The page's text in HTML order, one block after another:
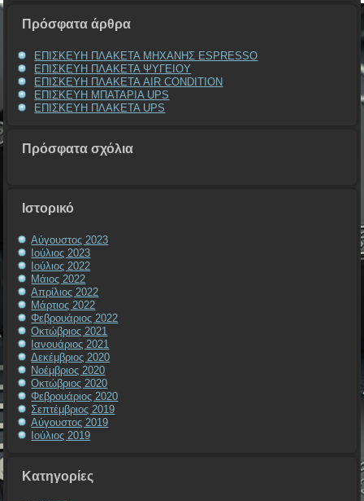
Πρόσφατα άρθρα
ΕΠΙΣΚΕΥΗ ΠΛΑΚΕΤΑ ΜΗΧΑΝΗΣ ESPRESSO
ΕΠΙΣΚΕΥΗ ΠΛΑΚΕΤΑ ΨΥΓΕΙΟΥ
ΕΠΙΣΚΕΥΗ ΠΛΑΚΕΤΑ AIR CONDITION
ΕΠΙΣΚΕΥΗ ΜΠΑΤΑΡΙΑ UPS
ΕΠΙΣΚΕΥΗ ΠΛΑΚΕΤΑ UPS
Πρόσφατα σχόλια
Ιστορικό
Αύγουστος 2023
Ιούλιος 2023
Ιούλιος 2022
Μάιος 2022
Απρίλιος 2022
Μάρτιος 2022
Φεβρουάριος 2022
Οκτώβριος 2021
Ιανουάριος 2021
Δεκέμβριος 2020
Νοέμβριος 2020
Οκτώβριος 2020
Φεβρουάριος 2020
Σεπτέμβριος 2019
Αύγουστος 2019
Ιούλιος 2019
Kατηγορίες